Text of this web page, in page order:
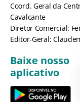
Coord. Geral da
Cavalcante
Diretor Comercial:
Editor-Geral:
Baixe nosso
aplicativo